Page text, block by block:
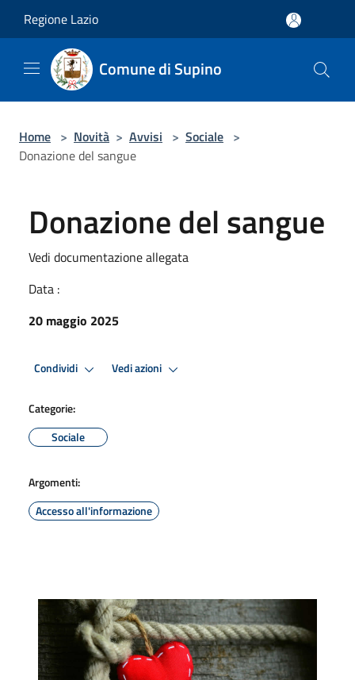
Regione Lazio
Comune di Supino
Home > Novità > Avvisi > Sociale >
Donazione del sangue
Donazione del sangue
Vedi documentazione allegata
Data :
20 maggio 2025
Condividi Vedi azioni
Categorie:
Sociale
Argomenti:
Accesso all'informazione